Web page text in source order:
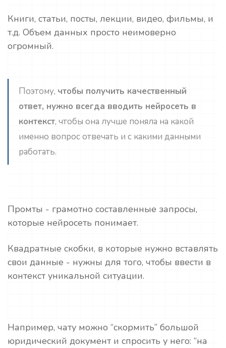
Книги, статьи, посты, лекции, видео, фильмы, и
т.д. Объем данных просто неимоверно
огромный.
Поэтому, чтобы получить качественный
ответ, нужно всегда вводить нейросеть в
контекст, чтобы она лучше поняла на какой
именно вопрос отвечать и с какими данными
работать.
Промты - грамотно составленные запросы,
которые нейросеть понимает.
Квадратные скобки, в которые нужно вставлять
свои данные - нужны для того, чтобы ввести в
контекст уникальной ситуации.
Например, чату можно “скормить” большой
юридический документ и спросить у него: “на